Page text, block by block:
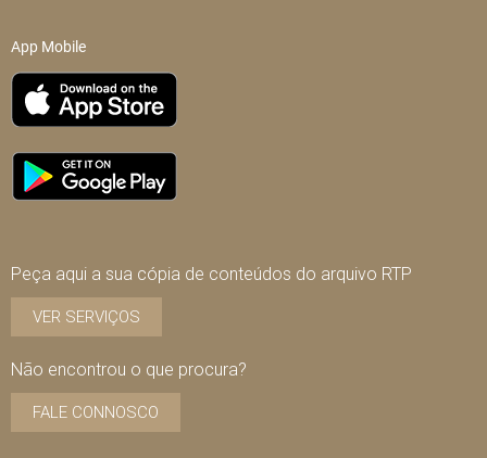
App Mobile
Peça aqui a sua cópia de conteúdos do arquivo RTP
VER SERVIÇOS
Não encontrou o que procura?
FALE CONNOSCO